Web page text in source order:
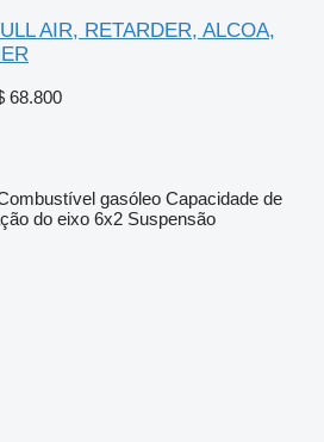
AIR, RETARDER, ALCOA,
68.800
gasóleo Capacidade de
do eixo 6x2 Suspensão